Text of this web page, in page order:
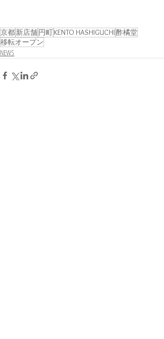
京都新店舗 円町KENTO HASHIGUCHI酢橘堂
移転オープン
NEWS